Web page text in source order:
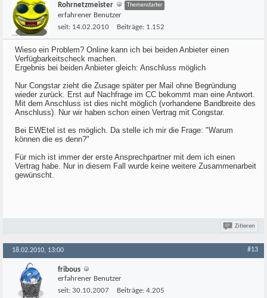
Rohrnetzmeister Themenstarter
erfahrener Benutzer
seit: 14.02.2010 Beiträge: 1.152
Wieso ein Problem? Online kann ich bei beiden Anbieter einen
Verfügbarkeitscheck machen.
Ergebnis bei beiden Anbieter gleich: Anschluss möglich
Nur Congstar zieht die Zusage später per Mail ohne Begründung
wieder zurück. Erst auf Nachfrage im CC bekommt man eine Antwort.
Mit dem Anschluss ist dies nicht möglich (vorhandene Bandbreite des
Anschluss). Nur wir haben schon einen Vertrag mit Congstar.
Bei EWEtel ist es möglich. Da stelle ich mir die Frage: "Warum
können die es denn?"
Für mich ist immer der erste Ansprechpartner mit dem ich einen
Vertrag habe. Nur in diesem Fall wurde keine weitere Zusammenarbeit
gewünscht.
Zitieren
18.02.2010, 13:00 #13
fribous
erfahrener Benutzer
seit: 30.10.2007 Beiträge: 4.205